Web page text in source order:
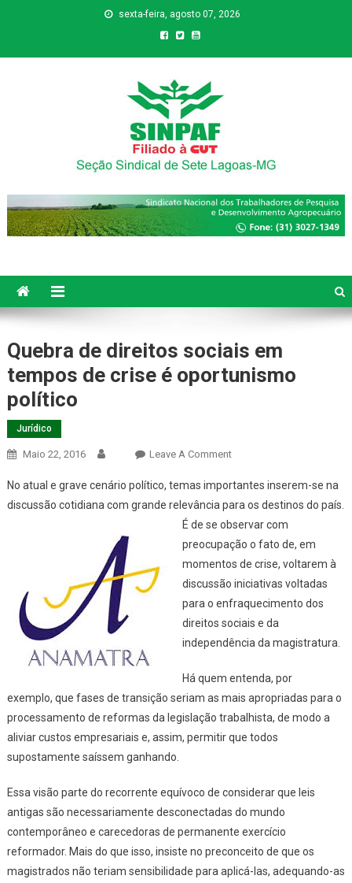
sexta-feira, agosto 07, 2026
Sinpaf
Quebra de direitos sociais em
tempos de crise é oportunismo
político
Jurídico
Maio 22, 2016 Leave A CommentOn
De
Direitos
Sociais
Em
Tempos
De
Crise
No atual e grave cenário político, temas importantes inserem-se na
discussão cotidiana com grande relevância para os destinos do país.
É de se observar com
preocupação o fato de, em
momentos de crise, voltarem à
discussão iniciativas voltadas
para o enfraquecimento dos
direitos sociais e da
independência da magistratura.
Há quem entenda, por
exemplo, que fases de transição seriam as mais apropriadas para o
processamento de reformas da legislação trabalhista, de modo a
aliviar custos empresariais e, assim, permitir que todos
supostamente saíssem ganhando.
Essa visão parte do recorrente equívoco de considerar que leis
antigas são necessariamente desconectadas do mundo
contemporâneo e carecedoras de permanente exercício
reformador. Mais do que isso, insiste no preconceito de que os
magistrados não teriam sensibilidade para aplicá-las, adequando-as